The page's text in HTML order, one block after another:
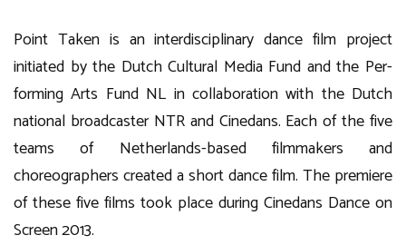
Point Taken is an interdisciplinary dance film project
initiated by the Dutch Cultural Media Fund and the Per-
forming Arts Fund NL in collaboration with the Dutch
national broadcaster NTR and Cinedans. Each of the five
teams of Netherlands-based filmmakers and
choreographers created a short dance film. The premiere
of these five films took place during Cinedans Dance on
Screen 2013.